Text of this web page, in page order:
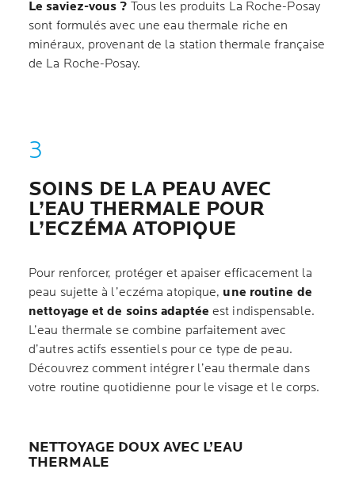
Le saviez-vous ? Tous les produits La Roche-Posay
sont formulés avec une eau thermale riche en
minéraux, provenant de la station thermale française
de La Roche-Posay.
SOINS DE LA PEAU AVEC
L’EAU THERMALE POUR
L’ECZÉMA ATOPIQUE
Pour renforcer, protéger et apaiser efficacement la
peau sujette à l’eczéma atopique, une routine de
nettoyage et de soins adaptée est indispensable.
L’eau thermale se combine parfaitement avec
d’autres actifs essentiels pour ce type de peau.
Découvrez comment intégrer l’eau thermale dans
votre routine quotidienne pour le visage et le corps.
NETTOYAGE DOUX AVEC L’EAU
THERMALE